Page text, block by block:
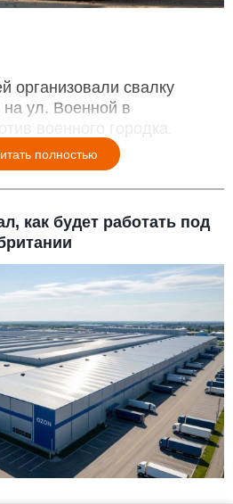
свалку
ул. Военной в
военного городка.
полностью
как будет работать под